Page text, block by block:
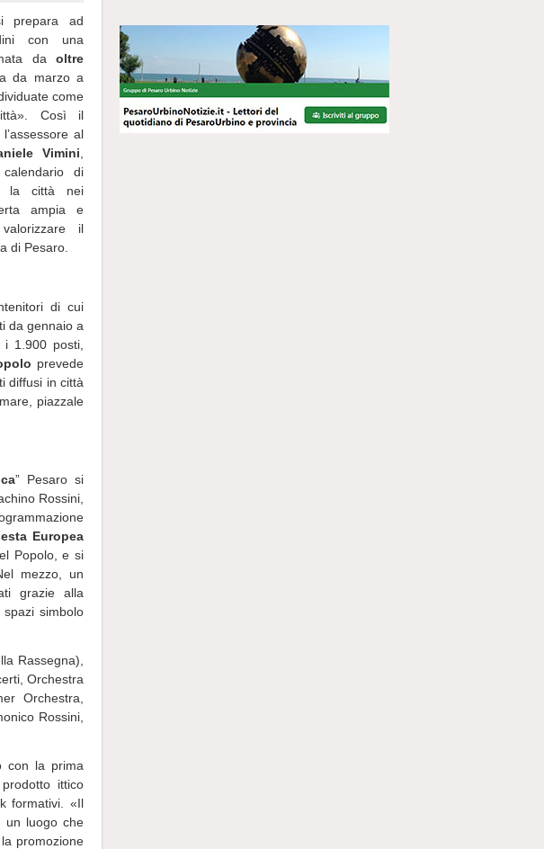
prepara ad
con una
da oltre
da marzo a
come
Così il
l’assessore al
Vimini
di
la città nei
ampia e
il
di Pesaro.
di cui
da gennaio a
1.900 posti,
prevede
diffusi in città
piazzale
” Pesaro si
Rossini,
Europea
Popolo, e si
mezzo, un
grazie alla
simbolo
Rassegna),
Orchestra
Orchestra,
Rossini,
con la prima
ittico
formativi. «Il
un luogo che
promozione